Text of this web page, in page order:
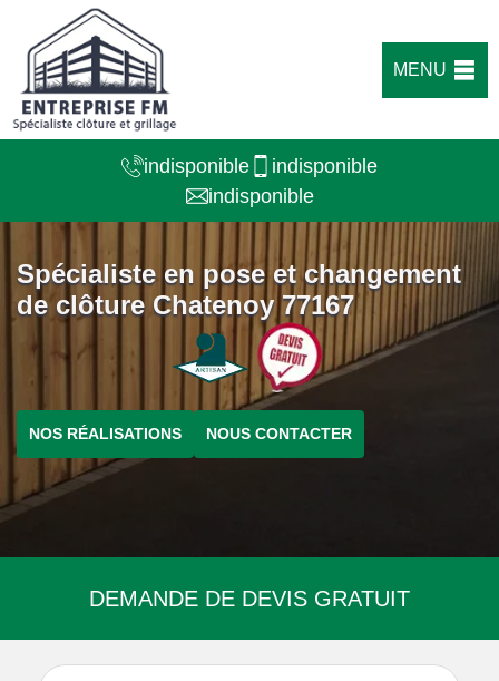
MENU
indisponible
indisponible
indisponible
Spécialiste en pose et changement
de clôture Chatenoy 77167
NOS RÉALISATIONS NOUS CONTACTER
DEMANDE DE DEVIS GRATUIT